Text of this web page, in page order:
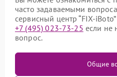
часто задаваемыми
сервисный центр “FIX-
+7 (495) 023-73-25 если не
вопрос.
Общие